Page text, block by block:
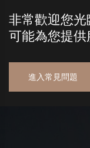
非常歡迎您
可能為您提供
進入常見問題